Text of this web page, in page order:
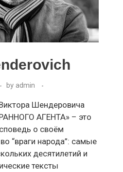
by admin
Шендеровича
АГЕНТА» – это
о своём
“враги народа”: самые
десятилетий и
тексты